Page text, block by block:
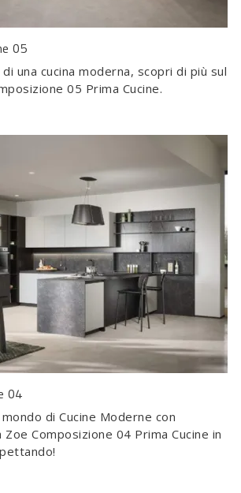
05
una cucina moderna, scopri di più sul
05 Prima Cucine.
04
di Cucine Moderne con
Zoe Composizione 04 Prima Cucine in